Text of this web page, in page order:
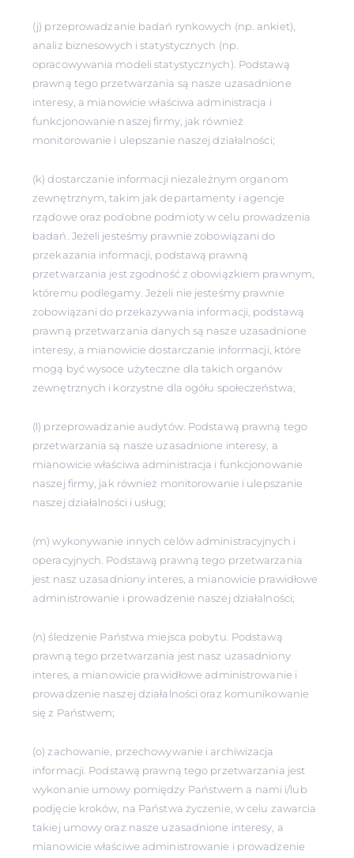
(j) przeprowadzanie badań rynkowych (np. ankiet),
analiz biznesowych i statystycznych (np.
opracowywania modeli statystycznych). Podstawą
prawną tego przetwarzania są nasze uzasadnione
interesy, a mianowicie właściwa administracja i
funkcjonowanie naszej firmy, jak również
monitorowanie i ulepszanie naszej działalności;
(k) dostarczanie informacji niezależnym organom
zewnętrznym, takim jak departamenty i agencje
rządowe oraz podobne podmioty w celu prowadzenia
badań. Jeżeli jesteśmy prawnie zobowiązani do
przekazania informacji, podstawą prawną
przetwarzania jest zgodność z obowiązkiem prawnym,
któremu podlegamy. Jeżeli nie jesteśmy prawnie
zobowiązani do przekazywania informacji, podstawą
prawną przetwarzania danych są nasze uzasadnione
interesy, a mianowicie dostarczanie informacji, które
mogą być wysoce użyteczne dla takich organów
zewnętrznych i korzystne dla ogółu społeczeństwa;
(l) przeprowadzanie audytów. Podstawą prawną tego
przetwarzania są nasze uzasadnione interesy, a
mianowicie właściwa administracja i funkcjonowanie
naszej firmy, jak również monitorowanie i ulepszanie
naszej działalności i usług;
(m) wykonywanie innych celów administracyjnych i
operacyjnych. Podstawą prawną tego przetwarzania
jest nasz uzasadniony interes, a mianowicie prawidłowe
administrowanie i prowadzenie naszej działalności;
(n) śledzenie Państwa miejsca pobytu. Podstawą
prawną tego przetwarzania jest nasz uzasadniony
interes, a mianowicie prawidłowe administrowanie i
prowadzenie naszej działalności oraz komunikowanie
się z Państwem;
(o) zachowanie, przechowywanie i archiwizacja
informacji. Podstawą prawną tego przetwarzania jest
wykonanie umowy pomiędzy Państwem a nami i/lub
podjęcie kroków, na Państwa życzenie, w celu zawarcia
takiej umowy oraz nasze uzasadnione interesy, a
mianowicie właściwe administrowanie i prowadzenie